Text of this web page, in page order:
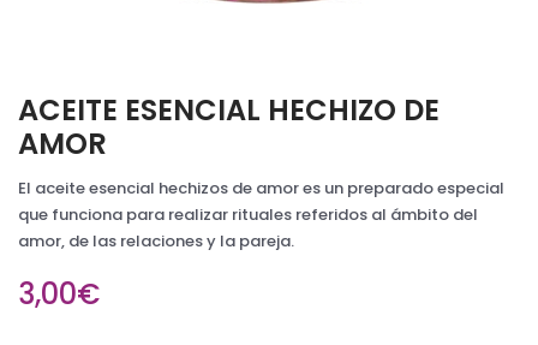
ACEITE ESENCIAL HECHIZO DE
AMOR
El aceite esencial hechizos de amor es un preparado especial
que funciona para realizar rituales referidos al ámbito del
amor, de las relaciones y la pareja.
3,00€